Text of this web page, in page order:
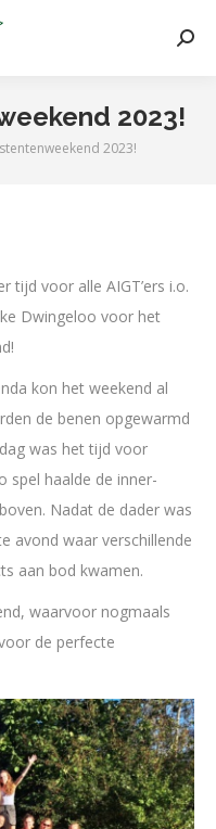
2023!
2023!
tijd voor alle AIGT’ers i.o.
Dwingeloo voor het
kon het weekend al
de benen opgewarmd
was het tijd voor
spel haalde de inner-
Nadat de dader was
avond waar verschillende
aan bod kwamen.
waarvoor nogmaals
de perfecte